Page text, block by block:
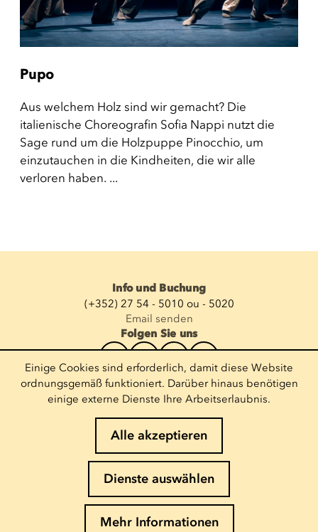
Pupo
Aus welchem Holz sind wir gemacht? Die
italienische Choreografin Sofia Nappi nutzt die
Sage rund um die Holzpuppe Pinocchio, um
einzutauchen in die Kindheiten, die wir alle
verloren haben. ...
Info und Buchung
(+352) 27 54 - 5010 ou - 5020
Email senden
Folgen Sie uns
Newsletter abonnieren
E-Mail eingeben
Cookies-Richtlinie
Datenschutz
Einige Cookies sind erforderlich, damit diese Website
ordnungsgemäß funktioniert. Darüber hinaus benötigen
einige externe Dienste Ihre Arbeitserlaubnis.
Alle akzeptieren
Dienste auswählen
Mehr Informationen